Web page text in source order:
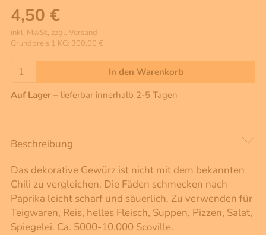
4,50 €
inkl. MwSt, zzgl. Versand
Grundpreis 1 KG: 300,00 €
In den Warenkorb
Auf Lager – lieferbar innerhalb 2-5 Tagen
Beschreibung
Das dekorative Gewürz ist nicht mit dem bekannten
Chili zu vergleichen. Die Fäden schmecken nach
Paprika leicht scharf und säuerlich. Zu verwenden für
Teigwaren, Reis, helles Fleisch, Suppen, Pizzen, Salat,
Spiegelei. Ca. 5000-10.000 Scoville.